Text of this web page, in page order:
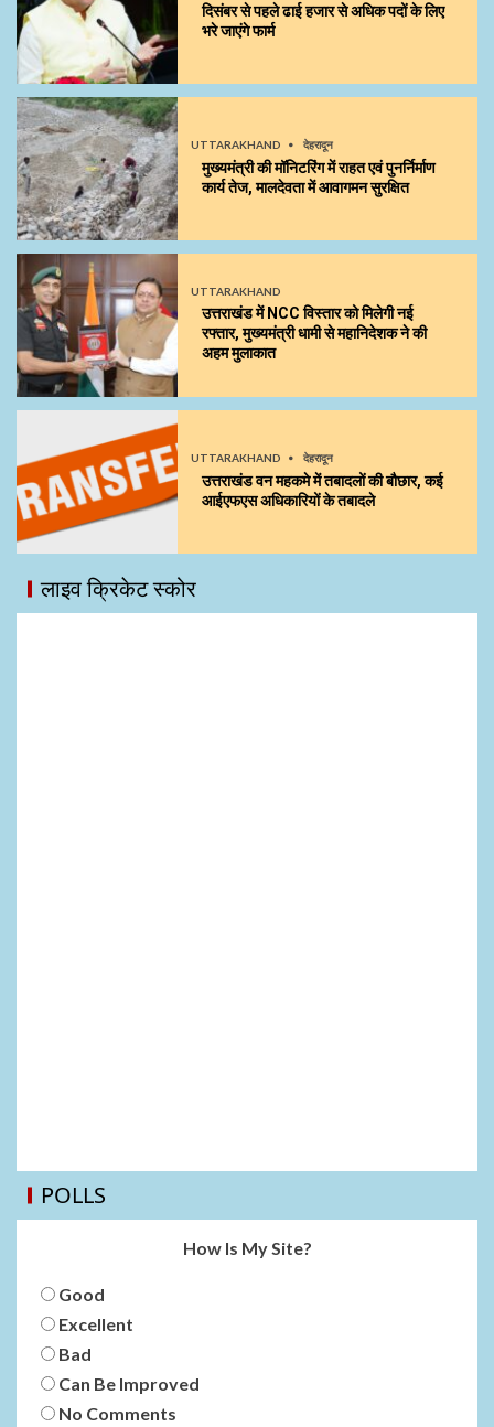
दिसंबर से पहले ढाई हजार से अधिक पदों के लिए
भरे जाएंगे फार्म
UTTARAKHAND देहरादून
मुख्यमंत्री की मॉनिटरिंग में राहत एवं पुनर्निर्माण
कार्य तेज, मालदेवता में आवागमन सुरक्षित
UTTARAKHAND
उत्तराखंड में NCC विस्तार को मिलेगी नई
रफ्तार, मुख्यमंत्री धामी से महानिदेशक ने की
अहम मुलाकात
UTTARAKHAND देहरादून
उत्तराखंड वन महकमे में तबादलों की बौछार, कई
आईएफएस अधिकारियों के तबादले
लाइव क्रिकेट स्कोर
POLLS
How Is My Site?
Good
Excellent
Bad
Can Be Improved
No Comments